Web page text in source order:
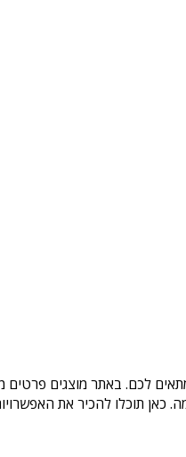
לכם. באתר מוצגים פרטים
כאן תוכלו להכיר את